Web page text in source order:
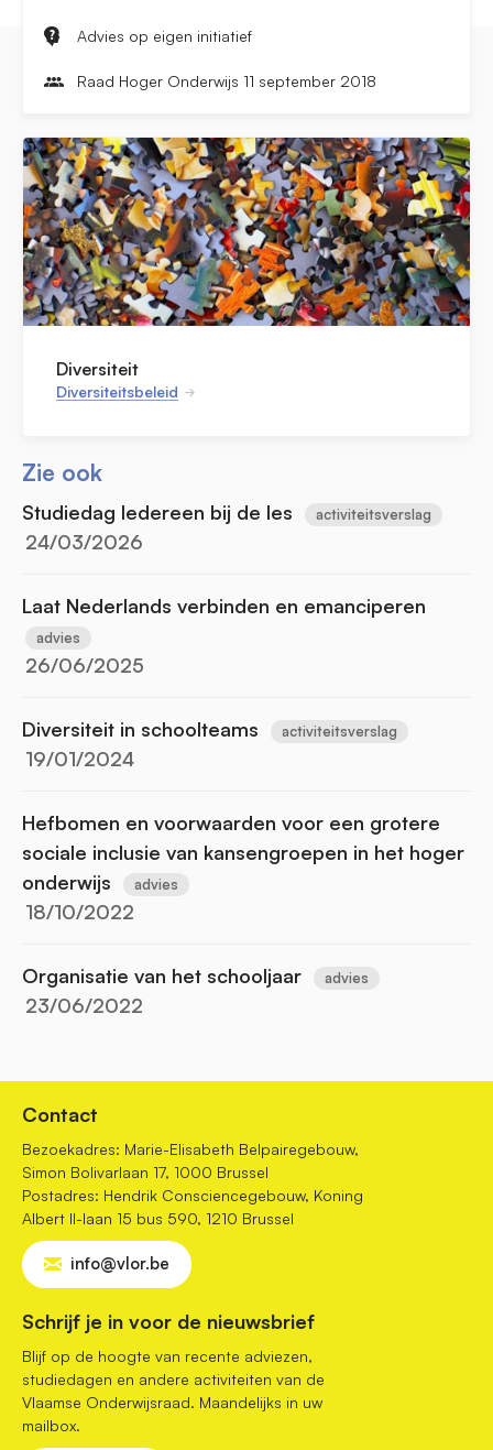
Advies op eigen initiatief
Raad Hoger Onderwijs 11 september 2018
Diversiteit
Diversiteitsbeleid
Zie ook
Studiedag Iedereen bij de les activiteitsverslag
24/03/2026
Laat Nederlands verbinden en emanciperen
advies
26/06/2025
Diversiteit in schoolteams activiteitsverslag
19/01/2024
Hefbomen en voorwaarden voor een grotere
sociale inclusie van kansengroepen in het hoger
onderwijs
advies
18/10/2022
Organisatie van het schooljaar advies
23/06/2022
Contact
Bezoekadres: Marie-Elisabeth Belpairegebouw,
Simon Bolivarlaan 17, 1000 Brussel
Postadres: Hendrik Consciencegebouw, Koning
Albert II-laan 15 bus 590, 1210 Brussel
info@vlor.be
Schrijf je in voor de nieuwsbrief
Blijf op de hoogte van recente adviezen,
studiedagen en andere activiteiten van de
Vlaamse Onderwijsraad. Maandelijks in uw
mailbox.